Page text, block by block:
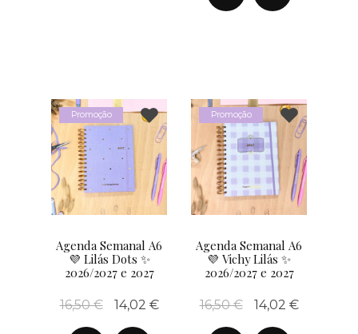
Promoção
Agenda Semanal A6
💜 Lilás Dots ✨
2026/2027 e 2027
16,50 € 14,02 €
Promoção
Agenda Semanal A6
💜 Vichy Lilás ✨
2026/2027 e 2027
16,50 € 14,02 €